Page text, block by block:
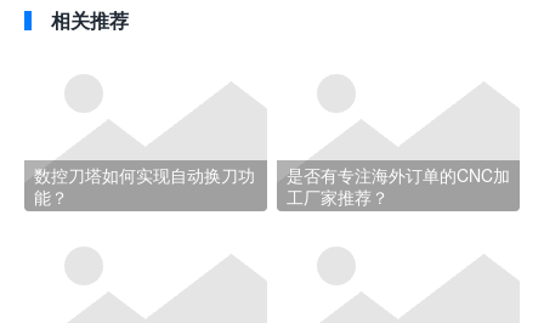
相关推荐
数控刀塔如何实现自动换刀功
能？
是否有专注海外订单的CNC加
工厂家推荐？